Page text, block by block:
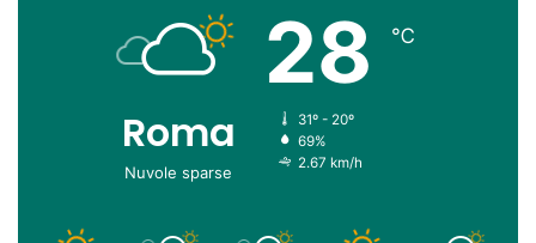
Roma
Nuvole sparse
28 ℃
31º - 20º
69%
2.67 km/h